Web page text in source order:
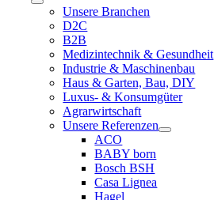
Toggle
Navigation
Unsere Branchen
D2C
B2B
Medizintechnik & Gesundheit
Industrie & Maschinenbau
Haus & Garten, Bau, DIY
Luxus- & Konsumgüter
Agrarwirtschaft
Unsere Referenzen
ACO
BABY born
Bosch BSH
Casa Lignea
Hagel